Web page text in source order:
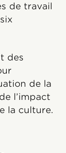
de travail
des
de la
l’impact
la culture.